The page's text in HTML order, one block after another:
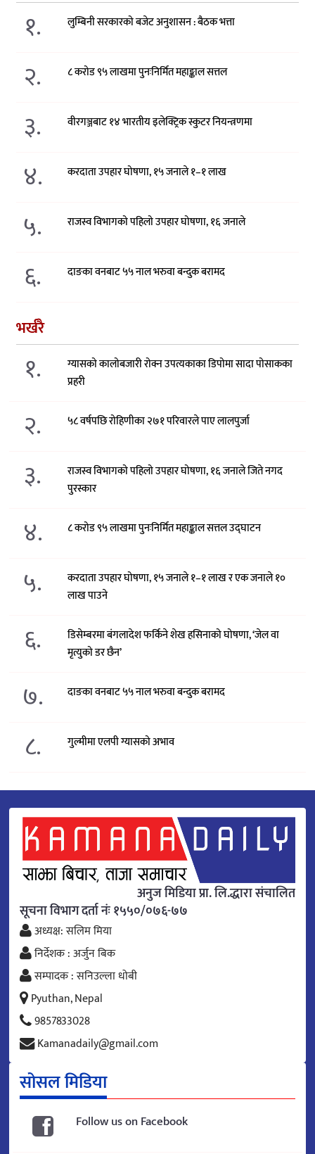
१. लुम्बिनी सरकारको बजेट अनुशासन : बैठक भत्ता
२. ८ करोड ९५ लाखमा पुनःनिर्मित महाङ्काल सत्तल
३. वीरगञ्जबाट १४ भारतीय इलेक्ट्रिक स्कुटर नियन्त्रणमा
४. करदाता उपहार घोषणा, १५ जनाले १–१ लाख
५. राजस्व विभागको पहिलो उपहार घोषणा, १६ जनाले
६. दाङका वनबाट ५५ नाल भरुवा बन्दुक बरामद
भर्खरै
१.
ग्यासको कालोबजारी रोक्न उपत्यकाका डिपोमा सादा पोसाकका
प्रहरी
२. ५८ वर्षपछि रोहिणीका २७१ परिवारले पाए लालपुर्जा
३.
राजस्व विभागको पहिलो उपहार घोषणा, १६ जनाले जिते नगद
पुरस्कार
४. ८ करोड ९५ लाखमा पुनःनिर्मित महाङ्काल सत्तल उद्घाटन
५.
करदाता उपहार घोषणा, १५ जनाले १–१ लाख र एक जनाले १०
लाख पाउने
६.
डिसेम्बरमा बंगलादेश फर्किने शेख हसिनाको घोषणा, ‘जेल वा
मृत्युको डर छैन’
७. दाङका वनबाट ५५ नाल भरुवा बन्दुक बरामद
८. गुल्मीमा एलपी ग्यासको अभाव
अनुज मिडिया प्रा. लि.द्धारा संचालित
सूचना विभाग दर्ता नंः १५५०/०७६-७७
अध्यक्ष: सलिम मिया
निर्देशक : अर्जुन बिक
सम्पादक : सनिउल्ला धोबी
Pyuthan, Nepal
9857833028
Kamanadaily@gmail.com
सोसल मिडिया
Follow us on Facebook